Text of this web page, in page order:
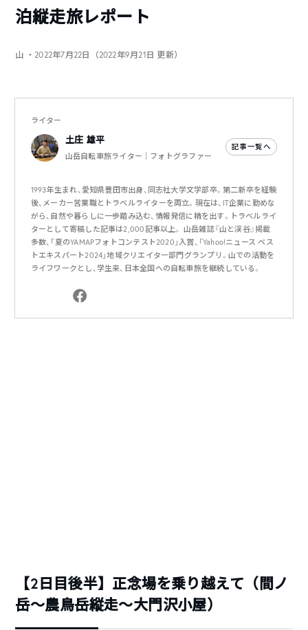
泊縦走旅レポート
山 ・2022年7月22日（2022年9月21日 更新）
ライター
土庄 雄平
山岳自転車旅ライター｜フォトグラファー
記事一覧へ
1993年生まれ、愛知県豊田市出身、同志社大学文学部卒。第二新卒を経験
後、メーカー営業職とトラベルライターを両立。現在は、IT企業に勤めな
がら、自然や暮らしに一歩踏み込む、情報発信に精を出す。トラベルライ
ターとして寄稿した記事は2,000記事以上。 山岳雑誌『山と渓谷』掲載
多数、「夏のYAMAPフォトコンテスト2020」入賞、「Yahoo!ニュース ベス
トエキスパート2024」地域クリエイター部門グランプリ。山での活動を
ライフワークとし、学生来、日本全国への自転車旅を継続している。
【2日目後半】正念場を乗り越えて（間ノ
岳〜農鳥岳縦走〜大門沢小屋）